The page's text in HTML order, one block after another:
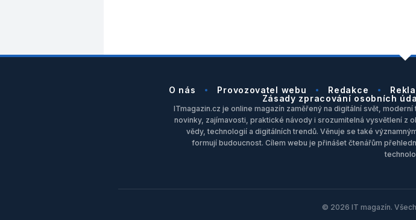
O nás Provozovatel webu Redakce
Zásady zpracování osobních
ITmagazin.cz je online magazín zaměřený na digitální svět,
novinky, zajímavosti, praktické návody i srozumitelná vysvětlení z
vědy, technologií a digitálních trendů. Věnuje se také
formují budoucnost. Cílem webu je přinášet čtenářům
© 2026 IT magazín.